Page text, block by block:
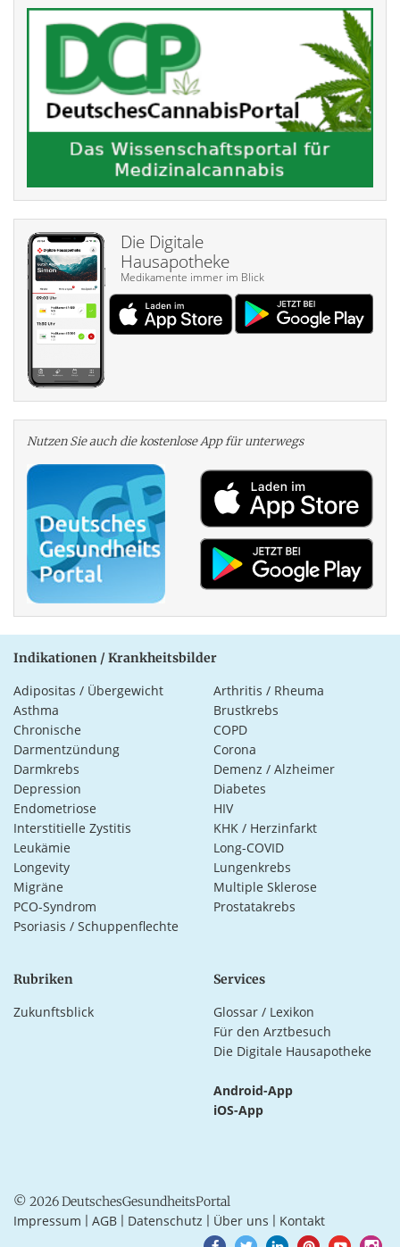
Die Digitale
Hausapotheke
Medikamente immer im Blick
Nutzen Sie auch die kosten­lose App für unterwegs
Indikationen / Krankheitsbilder
Adipositas / Übergewicht
Arthritis / Rheuma
Asthma
Brustkrebs
Chronische
Darmentzündung
COPD
Corona
Darmkrebs
Demenz / Alzheimer
Depression
Diabetes
Endometriose
HIV
Interstitielle Zystitis
KHK / Herzinfarkt
Leukämie
Long-COVID
Longevity
Lungenkrebs
Migräne
Multiple Sklerose
PCO-Syndrom
Prostatakrebs
Psoriasis / Schuppenflechte
Rubriken
Zukunftsblick
Services
Glossar / Lexikon
Für den Arztbesuch
Die Digitale Hausapotheke
Android-App
iOS-App
© 2026 DeutschesGesundheitsPortal
Impressum AGB Datenschutz Über uns Kontakt